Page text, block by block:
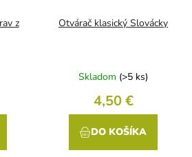
z
Otvárač klasický Slovácky
Skladom (>5 ks)
4,50 €
DO KOŠÍKA